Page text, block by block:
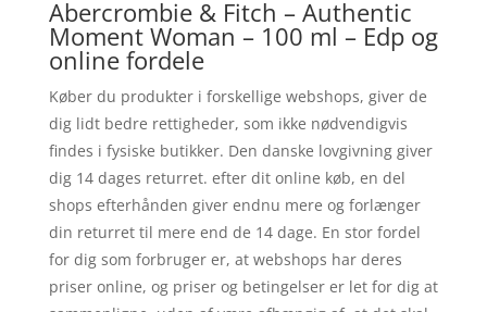
Abercrombie & Fitch – Authentic
Moment Woman – 100 ml – Edp og
online fordele
Køber du produkter i forskellige webshops, giver de
dig lidt bedre rettigheder, som ikke nødvendigvis
findes i fysiske butikker. Den danske lovgivning giver
dig 14 dages returret. efter dit online køb, en del
shops efterhånden giver endnu mere og forlænger
din returret til mere end de 14 dage. En stor fordel
for dig som forbruger er, at webshops har deres
priser online, og priser og betingelser er let for dig at